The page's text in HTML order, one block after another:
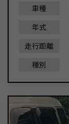
車種
年式
走行距離
種別